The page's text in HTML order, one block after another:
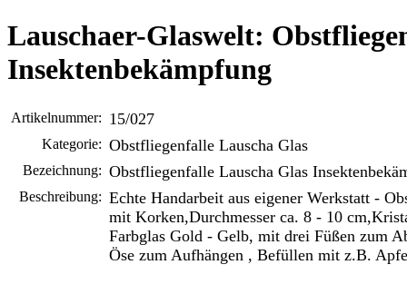
Lauschaer-Glaswelt:
Insektenbekämpfung
Artikelnummer: 15/027
Kategorie: Obstfliegenfalle Lauscha Glas
Bezeichnung: Obstfliegenfalle Lauscha Glas
Beschreibung: Echte Handarbeit aus eigener Werkstatt -
mit Korken,Durchmesser ca. 8 - 10
Farbglas Gold - Gelb, mit drei Füßen zum
Öse zum Aufhängen , Befüllen mit z.B.